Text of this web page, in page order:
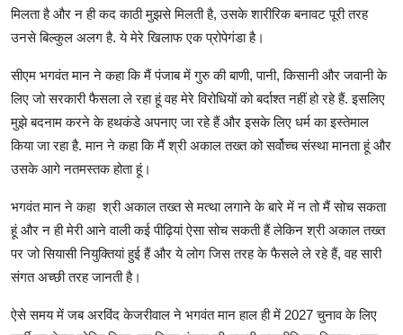
मिलता है और न ही कद काठी मुझसे मिलती है, उसके शारीरिक बनावट पूरी तरह
उनसे बिल्कुल अलग है. ये मेरे खिलाफ एक प्रोपेगंडा है।
सीएम भगवंत मान ने कहा कि मैं पंजाब में गुरु की बाणी, पानी, किसानी और जवानी के
लिए जो सरकारी फैसला ले रहा हूं वह मेरे विरोधियों को बर्दाश्त नहीं हो रहे हैं. इसलिए
मुझे बदनाम करने के हथकंडे अपनाए जा रहे हैं और इसके लिए धर्म का इस्तेमाल
किया जा रहा है. मान ने कहा कि मैं श्री अकाल तख्त को सर्वोच्च संस्था मानता हूं और
उसके आगे नतमस्तक होता हूं।
भगवंत मान ने कहा श्री अकाल तख्त से मत्था लगाने के बारे में न तो मैं सोच सकता
हूं और न ही मेरी आने वाली कई पीढ़ियां ऐसा सोच सकती हैं लेकिन श्री अकाल तख्त
पर जो सियासी नियुक्तियां हुई हैं और ये लोग जिस तरह के फैसले ले रहे हैं, वह सारी
संगत अच्छी तरह जानती है।
ऐसे समय में जब अरविंद केजरीवाल ने भगवंत मान हाल ही में 2027 चुनाव के लिए